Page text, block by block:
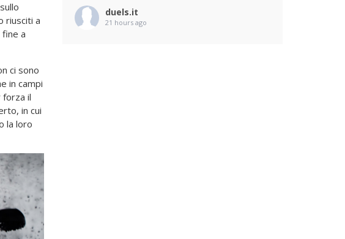
riusciti a
a
ci sono
in campi
il
in cui
la loro
duels.it
21 hours ago